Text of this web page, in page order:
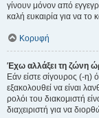
γίνουν μόνον από
καλή ευκαιρία για να το
Κορυφή
Έχω αλλάξει τη ζώνη
Εάν είστε σίγουρος (-η)
εξακολουθεί να είναι
ρολόι του διακομιστή
διαχειριστή για να